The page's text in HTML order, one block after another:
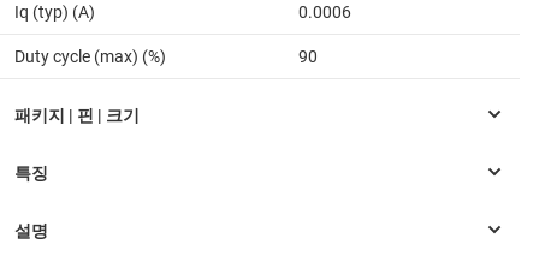
Iq (typ) (A) 0.0006
Duty cycle (max) (%) 90